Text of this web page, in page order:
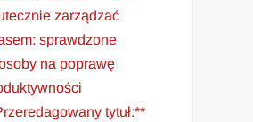
zarządzać
sprawdzone
na poprawę
tytuł:**